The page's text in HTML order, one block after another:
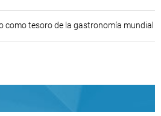
como tesoro de la gastronomía mundial